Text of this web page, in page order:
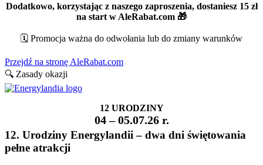
Dodatkowo, korzystając z naszego zaproszenia, dostaniesz 15 zł
na start w AleRabat.com 🎁
🗓️ Promocja ważna do odwołania lub do zmiany warunków
Przejdź na stronę AleRabat.com
🔍 Zasady okazji
12 URODZINY
04 – 05.07.26 r.
12. Urodziny Energylandii – dwa dni świętowania
pełne atrakcji